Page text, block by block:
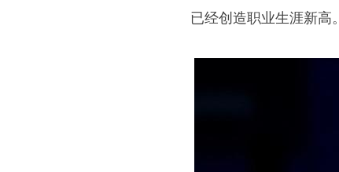
已经创造职业生涯新高。